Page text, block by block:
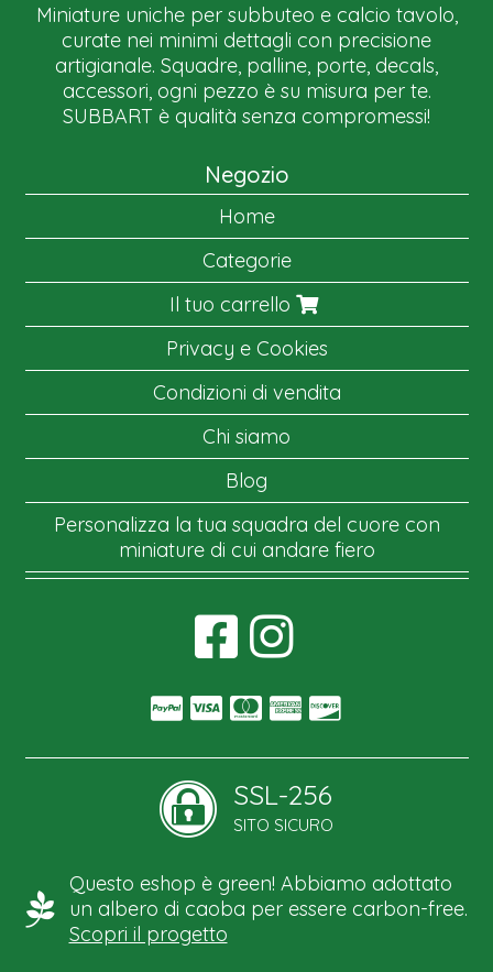
Miniature uniche per subbuteo e calcio tavolo,
curate nei minimi dettagli con precisione
artigianale. Squadre, palline, porte, decals,
accessori, ogni pezzo è su misura per te.
SUBBART è qualità senza compromessi!
Negozio
Home
Categorie
Il tuo carrello
Privacy e Cookies
Condizioni di vendita
Chi siamo
Blog
Personalizza la tua squadra del cuore con
miniature di cui andare fiero
SSL-256
SITO SICURO
Questo eshop è green! Abbiamo adottato
un albero di caoba per essere carbon-free.
Scopri il progetto